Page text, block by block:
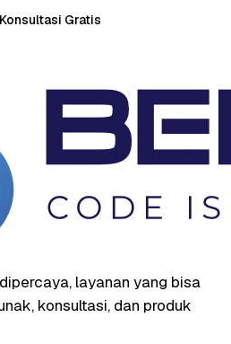
Gratis
layanan yang bisa
konsultasi, dan produk